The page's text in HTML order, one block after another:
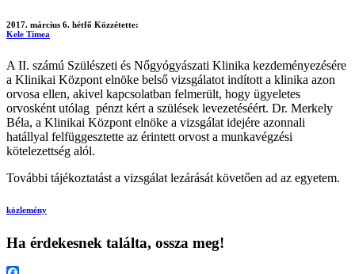
2017. március 6. hétfő Közzétette:
Kele Tímea
A II. számú Szülészeti és Nőgyógyászati Klinika kezdeményezésére
a Klinikai Központ elnöke belső vizsgálatot indított a klinika azon
orvosa ellen, akivel kapcsolatban felmerült, hogy ügyeletes
orvosként utólag pénzt kért a szülések levezetéséért. Dr. Merkely
Béla, a Klinikai Központ elnöke a vizsgálat idejére azonnali
hatállyal felfüggesztette az érintett orvost a munkavégzési
kötelezettség alól.
További tájékoztatást a vizsgálat lezárását követően ad az egyetem.
közlemény
Ha érdekesnek találta, ossza meg!